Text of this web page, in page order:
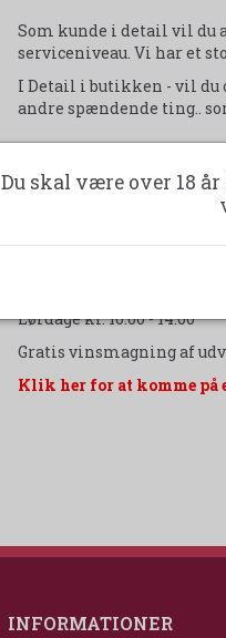
Som kunde i detail vil du
serviceniveau. Vi har et
I Detail i butikken - vil du
andre spændende ting..
Vi ønsker kun, at den
Lørdage kl. 10.00 - 14.00
Gratis vinsmagning af
Klik her for at komme på
INFORMATIONER
Du skal være over 18